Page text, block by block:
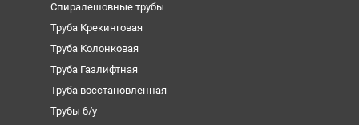
Спиралешовные трубы
Труба Крекинговая
Труба Колонковая
Труба Газлифтная
Труба восстановленная
Трубы б/у